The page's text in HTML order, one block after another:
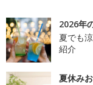
2026年
夏でも
紹介
夏休み